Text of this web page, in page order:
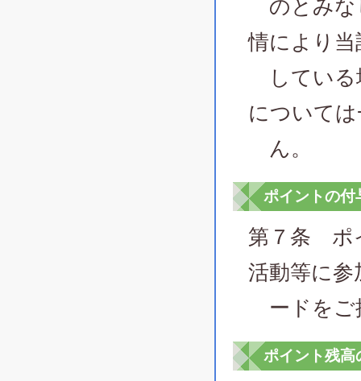
のとみな
情により当
している
について
ん。
ポイントの付
第７条 ポ
活動等に
ードをご
ポイント残高